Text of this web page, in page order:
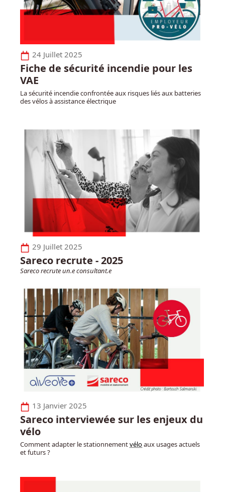
24 Juillet 2025
Fiche de sécurité incendie pour les
VAE
La sécurité incendie confrontée aux risques liés aux batteries
des vélos à assistance électrique
29 Juillet 2025
Sareco recrute - 2025
Sareco recrute un.e consultant.e
13 Janvier 2025
Sareco interviewée sur les enjeux du
vélo
Comment adapter le stationnementvéloaux usages actuels
et futurs ?